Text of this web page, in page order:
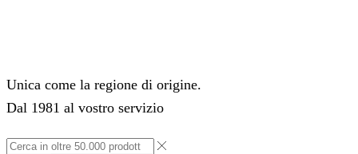
Unica come la regione di origine.
Dal 1981 al vostro servizio